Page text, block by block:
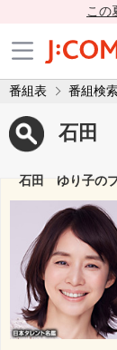
この
番組表 番組検
石田
石田 ゆり子の